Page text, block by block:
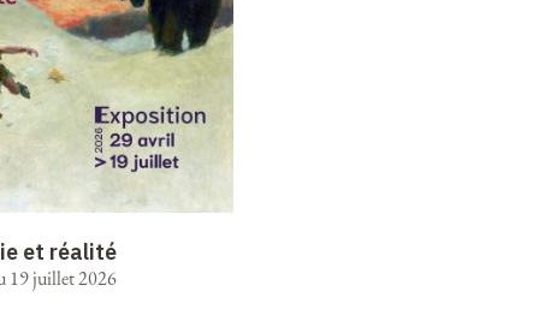
et réalité
19 juillet 2026